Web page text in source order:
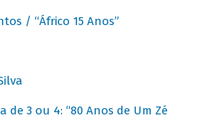
/ “Áfrico 15 Anos”
de 3 ou 4: “80 Anos de Um Zé